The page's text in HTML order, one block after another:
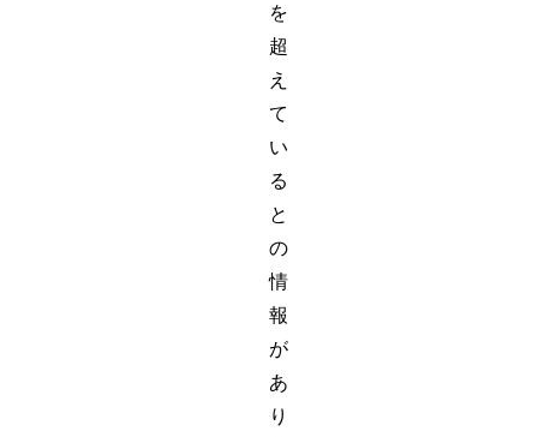
を
超
え
て
い
る
と
の
情
報
が
あ
り